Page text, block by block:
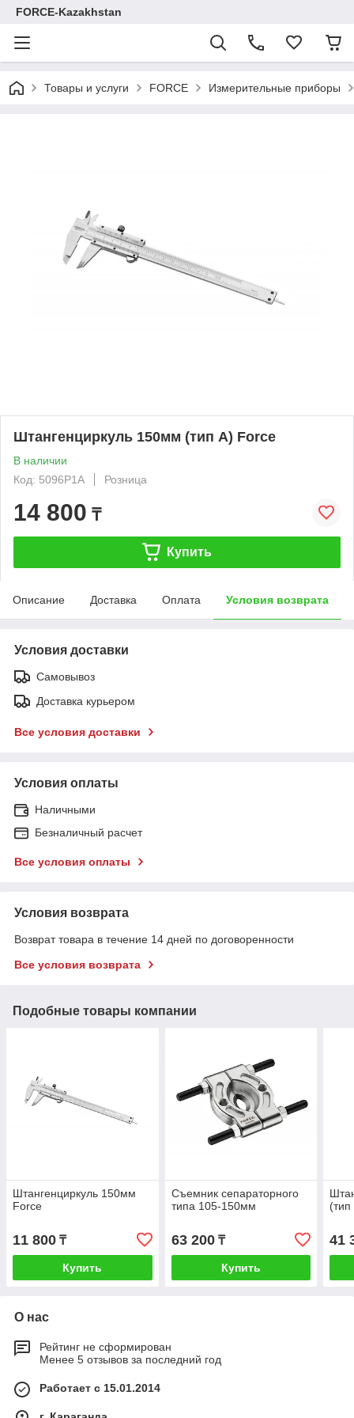
FORCE-Kazakhstan
Товары и услуги FORCE Измерительные приборы
Штангенциркуль 150мм (тип A) Force
В наличии
Код: 5096P1A
Розница
14 800 ₸
Купить
Описание Доставка Оплата Условия возврата
Условия доставки
Самовывоз
Доставка курьером
Все условия доставки
Условия оплаты
Наличными
Безналичный расчет
Все условия оплаты
Условия возврата
Возврат товара в течение 14 дней по договоренности
Все условия возврата
Подобные товары компании
Штангенциркуль 150мм
Force
11 800 ₸
Купить
Съемник сепараторного
типа 105-150мм
63 200₸
Купить
41
О нас
Рейтинг не сформирован
Менее 5 отзывов за последний год
Работает с 15.01.2014